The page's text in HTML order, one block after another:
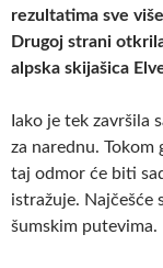
rezultatima sve
Drugoj strani
alpska skijašica
Iako je tek završila
za narednu. Tokom
taj odmor će biti
istražuje. Najčešće
šumskim putevima.